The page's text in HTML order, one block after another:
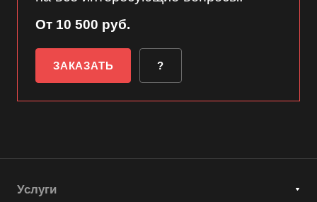
От 10 500 руб.
ЗАКАЗАТЬ ?
Услуги